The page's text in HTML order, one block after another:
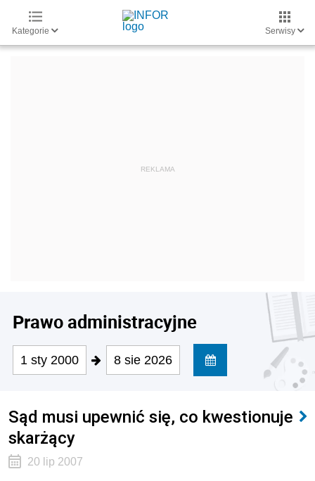
Kategorie Serwisy
Prawo administracyjne
1 sty 2000 8 sie 2026
Sąd musi upewnić się, co kwestionuje
skarżący
20 lip 2007